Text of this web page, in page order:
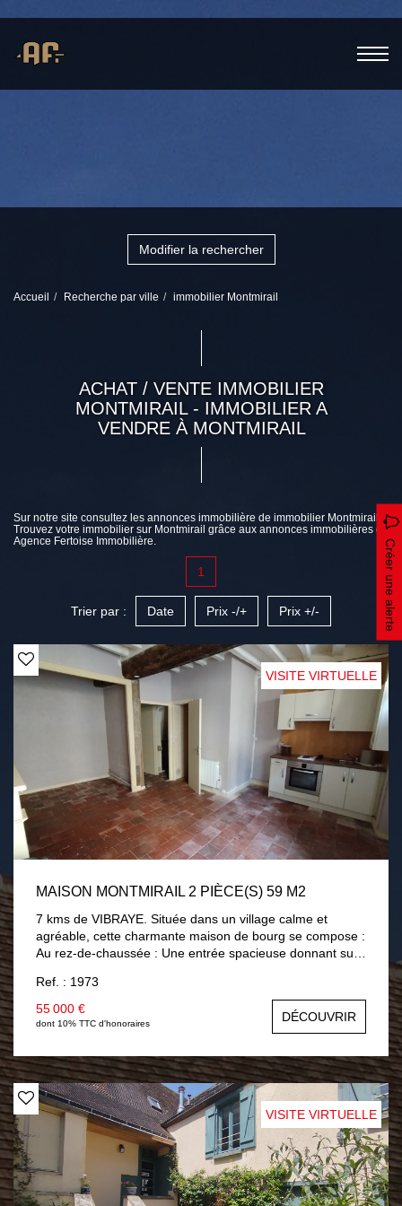
Modifier la rechercher
Accueil Recherche par ville immobilier Montmirail
ACHAT / VENTE IMMOBILIER
MONTMIRAIL - IMMOBILIER A
VENDRE À MONTMIRAIL
Sur notre site consultez les annonces immobilière de immobilier Montmirail.
Trouvez votre immobilier sur Montmirail grâce aux annonces immobilières de
Agence Fertoise Immobilière.
Créer une alerte
1
Trier par : Date Prix -/+ Prix +/-
VISITE VIRTUELLE
MAISON MONTMIRAIL 2 PIÈCE(S) 59 M2
7 kms de VIBRAYE. Située dans un village calme et
agréable, cette charmante maison de bourg se compose :
Au rez-de-chaussée : Une entrée spacieuse donnant sur
aménagée et équipée, une salle d'eau moderne, un WC
indépendant, ainsi qu'un coin buanderie avec chauffe-
eau. À l'étage : Une chambre confortable, idéale pour un
espace repos. Le chauffage est assuré par des
convecteurs électriques et l'assainissement est raccordé
au tout-à-l'égout, garantissant ainsi un confort optimal.
Idéale pour une première acquisition ou un
investissement locatif. N'attendez plus pour découvrir
cette maison pratique et bien située ! Pour plus
d'informations ou pour organiser une visite, contactez
nous dès maintenant !
Ref. : 1973
55 000 €
dont 10% TTC d'honoraires DÉCOUVRIR
VISITE VIRTUELLE